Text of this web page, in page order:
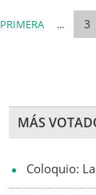
PRIMERA ... 3
MÁS
Coloquio: